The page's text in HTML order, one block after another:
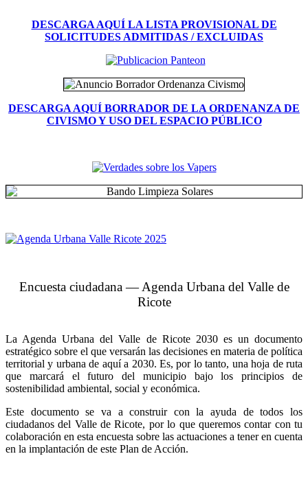
DESCARGA AQUÍ LA LISTA PROVISIONAL DE
SOLICITUDES ADMITIDAS / EXCLUIDAS
DESCARGA AQUÍ BORRADOR DE LA ORDENANZA DE
CIVISMO Y USO DEL ESPACIO PÚBLICO
Encuesta ciudadana — Agenda Urbana del Valle de
Ricote
La Agenda Urbana del Valle de Ricote 2030 es un documento
estratégico sobre el que versarán las decisiones en materia de política
territorial y urbana de aquí a 2030. Es, por lo tanto, una hoja de ruta
que marcará el futuro del municipio bajo los principios de
sostenibilidad ambiental, social y económica.
Este documento se va a construir con la ayuda de todos los
ciudadanos del Valle de Ricote, por lo que queremos contar con tu
colaboración en esta encuesta sobre las actuaciones a tener en cuenta
en la implantación de este Plan de Acción.